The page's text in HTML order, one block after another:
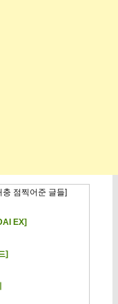
점찍어준 글들]
EX]
]